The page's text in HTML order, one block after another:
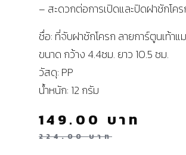
– สะดวกต่อการเปิดและปิดฝาชักโค
ชื่อ: ที่จับฝาชักโครก ลายการ์ตูนเท้าแ
ขนาด กว้าง 4.4ซม. ยาว 10.5 ซม.
วัสดุ: PP
น้ำหนัก: 12 กรัม
224.00บาท
149.00 บาท